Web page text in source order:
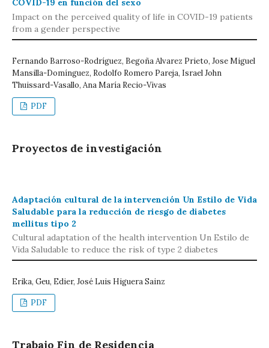
COVID-19 en función del sexo
Impact on the perceived quality of life in COVID-19 patients
from a gender perspective
Fernando Barroso-Rodríguez, Begoña Alvarez Prieto, Jose Miguel
Mansilla-Domínguez, Rodolfo Romero Pareja, Israel John
Thuissard-Vasallo, Ana María Recio-Vivas
PDF
Proyectos de investigación
Adaptación cultural de la intervención Un Estilo de Vida
Saludable para la reducción de riesgo de diabetes
mellitus tipo 2
Cultural adaptation of the health intervention Un Estilo de
Vida Saludable to reduce the risk of type 2 diabetes
Erika, Geu, Edier, José Luis Higuera Sainz
PDF
Trabajo Fin de Residencia